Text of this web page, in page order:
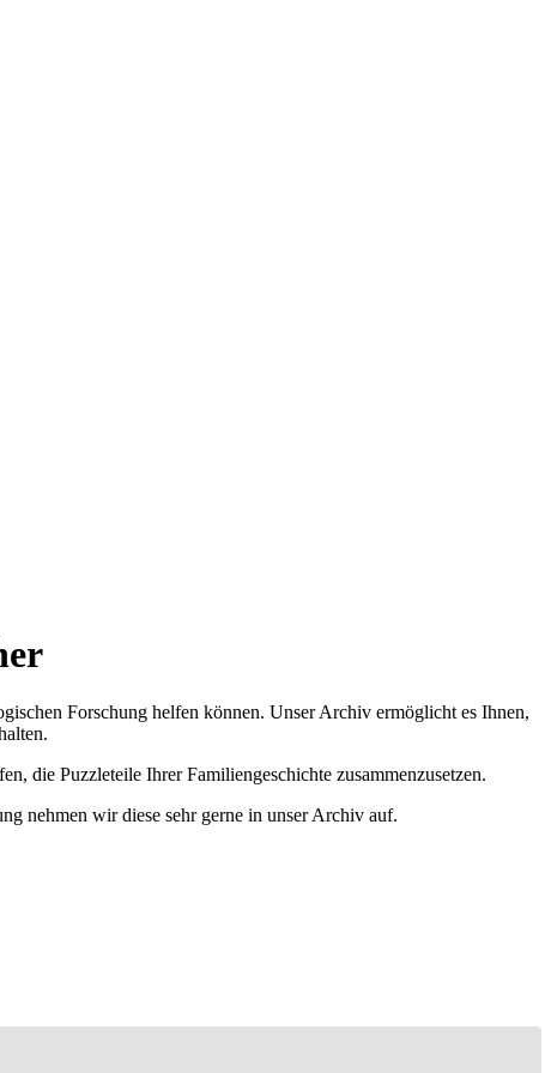
Forschung helfen können. Unser Archiv ermöglicht es Ihnen,
die Puzzleteile Ihrer Familiengeschichte zusammenzusetzen.
nehmen wir diese sehr gerne in unser Archiv auf.